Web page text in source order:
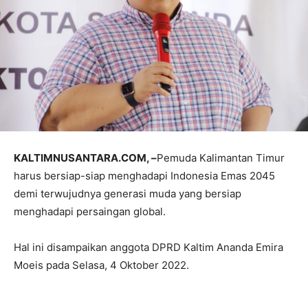
KALTIMNUSANTARA.COM, –Pemuda Kalimantan Timur
harus bersiap-siap menghadapi Indonesia Emas 2045
demi terwujudnya generasi muda yang bersiap
menghadapi persaingan global.
Hal ini disampaikan anggota DPRD Kaltim Ananda Emira
Moeis pada Selasa, 4 Oktober 2022.